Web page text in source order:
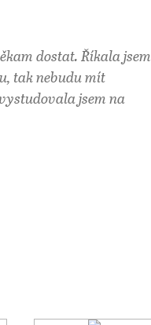
dostat. Říkala jsem
tak nebudu mít
jsem na